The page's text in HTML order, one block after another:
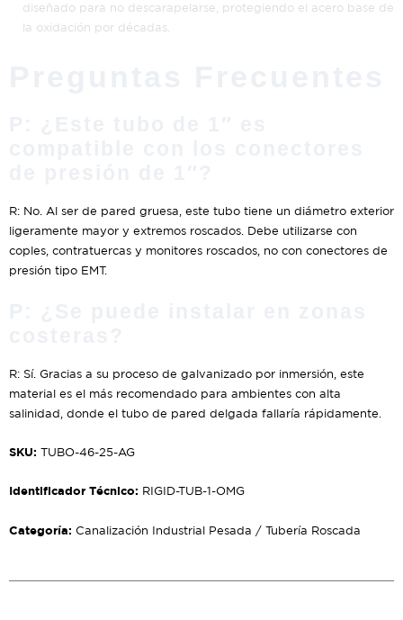
diseñado para no descarapelarse, protegiendo el acero base de
la oxidación por décadas.
R: No. Al ser de pared gruesa, este tubo tiene un diámetro exterior
ligeramente mayor y extremos roscados. Debe utilizarse con
coples, contratuercas y monitores roscados, no con conectores de
presión tipo EMT.
R: Sí. Gracias a su proceso de galvanizado por inmersión, este
material es el más recomendado para ambientes con alta
salinidad, donde el tubo de pared delgada fallaría rápidamente.
SKU: TUBO-46-25-AG
Identificador Técnico: RIGID-TUB-1-OMG
Categoría: Canalización Industrial Pesada / Tubería Roscada